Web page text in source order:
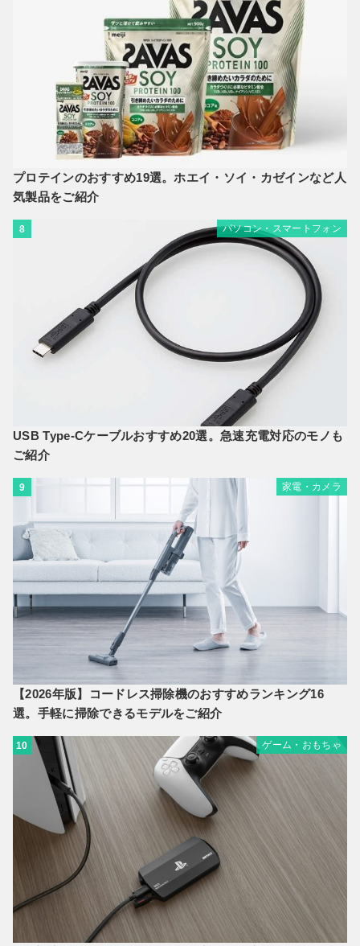
プロテインのおすすめ19選。ホエイ・ソイ・カゼインなど人
気製品をご紹介
8 パソコン・スマートフォン
USB Type-Cケーブルおすすめ20選。急速充電対応のモノも
ご紹介
9 家電・カメラ
【2026年版】コードレス掃除機のおすすめランキング16
選。手軽に掃除できるモデルをご紹介
10 ゲーム・おもちゃ